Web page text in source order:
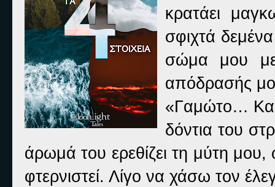
κρατάει
σφιχτά
σώμα μου με
απόδρασής
«Γαμώτο…
δόντια του
άρωμά του ερεθίζει τη μύτη
φτερνιστεί. Λίγο να χάσω τον